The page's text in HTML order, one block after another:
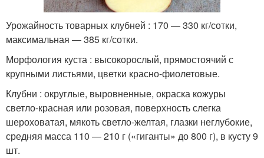
Урожайность товарных клубней : 170 — 330 кг/сотки,
максимальная — 385 кг/сотки.
Морфология куста : высокорослый, прямостоячий с
крупными листьями, цветки красно-фиолетовые.
Клубни : округлые, выровненные, окраска кожуры
светло-красная или розовая, поверхность слегка
шероховатая, мякоть светло-желтая, глазки неглубокие,
средняя масса 110 — 210 г («гиганты» до 800 г), в кусту 9
шт.